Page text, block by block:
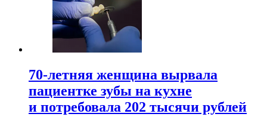
70-летняя женщина вырвала
пациентке зубы на кухне
и потребовала 202 тысячи рублей